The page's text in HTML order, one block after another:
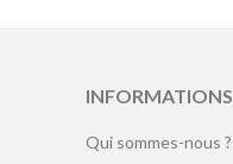
INFORMATIONS
Qui sommes-nous ?